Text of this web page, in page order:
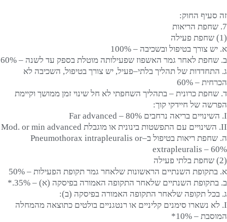
זה סעיף החוק:
7. שחפת הריאות
(1) שחפת פעילה
א. יש צורך בטיפול ובשכיבה – 100%
ב. שחפת לאחר גמר האשפוז שפעילותה מוטלת בספק עד לשנה – 60%
ג. התחדדות של תהליך בלתי–פעיל, יש צורך בטיפול, השכיבה לא
הכרחית – 60%
ד. שחפת כרונית – בתהליך השחפתי לא חל שינוי זמן ממושך וקיימת
הפרשה של חיידקי קוך:
I. השינויים בריאה נרחבים Far advanced – 80%
II. השינויים עם התפשטות בינונית או מוגבלת Mod. or min advanced
ה. שחפת ריאות בטיפול ב–Pneumothorax intrapleuralis or
extrapleuralis – 60%
(2) שחפת בלתי פעילה
א. בתקופת השנתיים הראשונות שלאחר גמר תקופת הפעילות – 50%
ב. בתקופת השנתיים שלאחר התקופה האמורה בפיסקה (א) – 35%.*
ג. בכל תקופה שלאחר התקופה האמורה בפיסקה (ב):
I. לא נשארו סימנים קליניים או רנטגניים בולטים כתוצאה מהמחלה
המוסבת – 10%*